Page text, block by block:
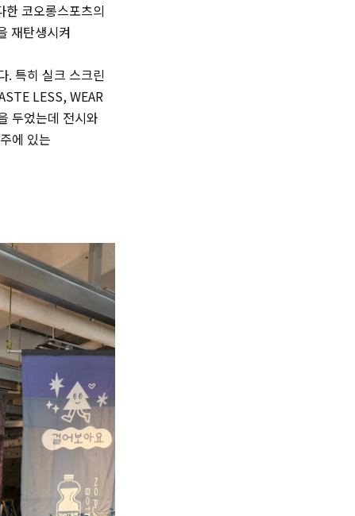
한 코오롱스포츠의
재탄생시켜
. 특히 실크 스크린
LESS, WEAR
두었는데 전시와
에 있는